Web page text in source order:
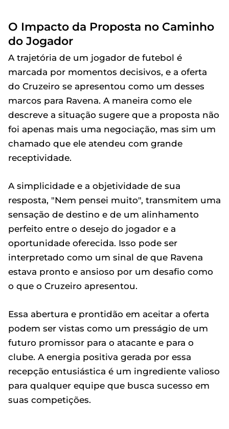
O Impacto da Proposta no Caminho
do Jogador
A trajetória de um jogador de futebol é
marcada por momentos decisivos, e a oferta
do Cruzeiro se apresentou como um desses
marcos para Ravena. A maneira como ele
descreve a situação sugere que a proposta não
foi apenas mais uma negociação, mas sim um
chamado que ele atendeu com grande
receptividade.
A simplicidade e a objetividade de sua
resposta, "Nem pensei muito", transmitem uma
sensação de destino e de um alinhamento
perfeito entre o desejo do jogador e a
oportunidade oferecida. Isso pode ser
interpretado como um sinal de que Ravena
estava pronto e ansioso por um desafio como
o que o Cruzeiro apresentou.
Essa abertura e prontidão em aceitar a oferta
podem ser vistas como um presságio de um
futuro promissor para o atacante e para o
clube. A energia positiva gerada por essa
recepção entusiástica é um ingrediente valioso
para qualquer equipe que busca sucesso em
suas competições.